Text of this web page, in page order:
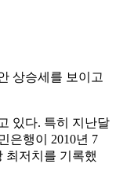
상승세를 보이고
있다. 특히 지난달
은행이 2010년 7
최저치를 기록했